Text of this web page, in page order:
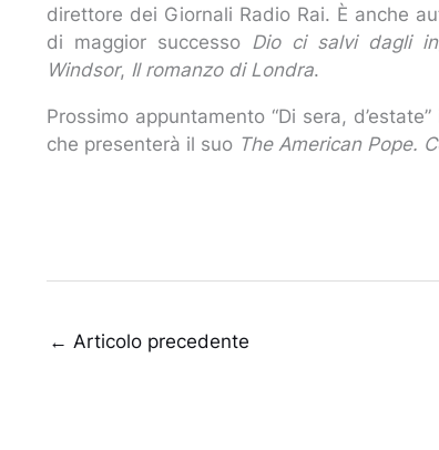
direttore dei Giornali Radio Rai. È anche
di maggior successo Dio ci salvi dagli
Windsor, Il romanzo di Londra.
Prossimo appuntamento “Di sera,
che presenterà il suo The American Pope.
← Articolo precedente